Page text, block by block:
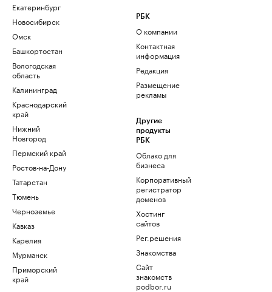
Екатеринбург
Новосибирск
Омск
Башкортостан
Вологодская
область
Калининград
Краснодарский
край
Нижний
Новгород
Пермский край
Ростов-на-Дону
Татарстан
Тюмень
Черноземье
Кавказ
Карелия
Мурманск
Приморский
край
РБК
О компании
Контактная
информация
Редакция
Размещение
рекламы
Другие
продукты
РБК
Облако для
бизнеса
Корпоративный
регистратор
доменов
Хостинг
сайтов
Рег.решения
Знакомства
Сайт
знакомств
podbor.ru